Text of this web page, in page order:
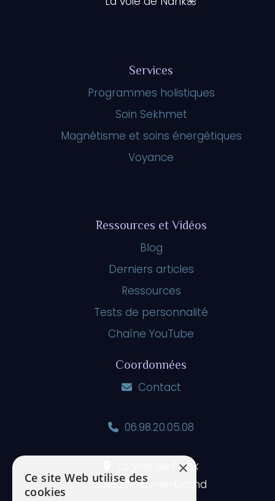
Services
Programmes holistiques
Soin Sekhmet
Magnétisme et soins énergétiques
Voyance
Ressources et Vidéos
Blog
Derniers articles
Ressources
Tests de personnalité
Chaîne YouTube
Coordonnées
Contact
06.98.20.05.08
La voie de Nahk
93160 Noisy-le-Grand
×
Ce site Web utilise des
cookies